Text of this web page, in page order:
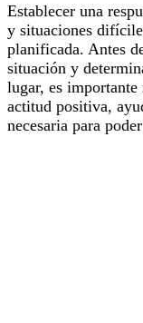
Establecer una
y situaciones
planificada. Antes
situación y
lugar, es importante
actitud positiva,
necesaria para